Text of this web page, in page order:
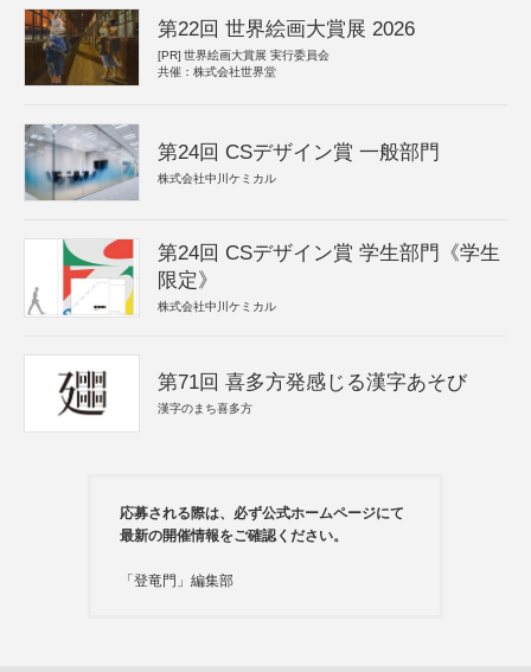
第22回 世界絵画大賞展 2026
[PR] 世界絵画大賞展 実行委員会
共催：株式会社世界堂
第24回 CSデザイン賞 一般部門
株式会社中川ケミカル
第24回 CSデザイン賞 学生部門《学生
限定》
株式会社中川ケミカル
第71回 喜多方発感じる漢字あそび
漢字のまち喜多方
応募される際は、必ず公式ホームページにて
最新の開催情報をご確認ください。
「登竜門」編集部